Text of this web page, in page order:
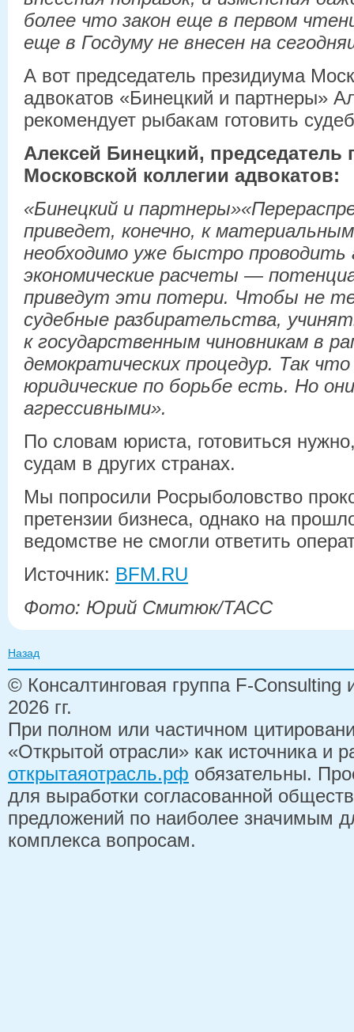
более что закон еще в первом
еще в Госдуму не внесен на
А вот председатель президиума
адвокатов «Бинецкий и партнеры»
рекомендует рыбакам готовить
Алексей Бинецкий, председатель
Московской коллегии адвокатов:
«Бинецкий и
приведет, конечно, к
необходимо уже быстро проводить
экономические расчеты —
приведут эти потери. Чтобы не
судебные разбирательства,
к государственным чиновникам в
демократических процедур. Так
юридические по борьбе есть. Но
агрессивными».
По словам юриста, готовиться
судам в других странах.
Мы попросили Росрыболовство
претензии бизнеса, однако на
ведомстве не смогли ответить
Источник: BFM.RU
Фото: Юрий Смитюк/ТАСС
Назад
© Консалтинговая группа F-
2026 гг.
При полном или частичном
«Открытой отрасли» как источника и
открытаяотрасль.рф обязательны.
для выработки согласованной
предложений по наиболее значимым
комплекса вопросам.